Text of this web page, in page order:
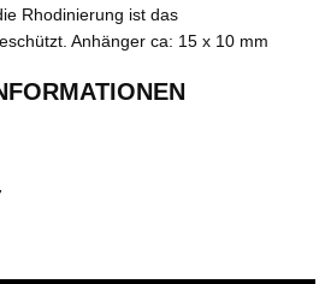
Rhodinierung ist das
Anhänger ca: 15 x 10 mm